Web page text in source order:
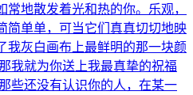
地散发着光和热的你。乐观，
简单单，可当它们真真切切地映
我灰白画布上最鲜明的那一块颜
我就为你送上我最真挚的祝福
些还没有认识你的人，在某一